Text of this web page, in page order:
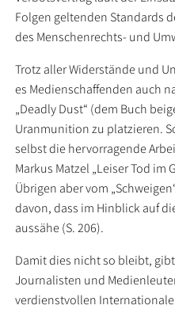
Folgen geltenden Standards
des Menschenrechts- und
Trotz aller Widerstände und
es Medienschaffenden auch
„Deadly Dust“ (dem Buch
Uranmunition zu platzieren.
selbst die hervorragende
Markus Matzel „Leiser Tod im
Übrigen aber vom
davon, dass im Hinblick auf
aussähe (S. 206).
Damit dies nicht so bleibt,
Journalisten und
verdienstvollen